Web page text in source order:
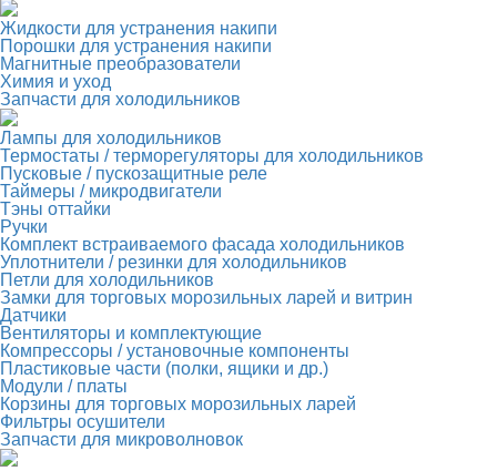
Жидкости для устранения накипи
Порошки для устранения накипи
Магнитные преобразователи
Химия и уход
Запчасти для холодильников
Лампы для холодильников
Термостаты / терморегуляторы для холодильников
Пусковые / пускозащитные реле
Таймеры / микродвигатели
Тэны оттайки
Ручки
Комплект встраиваемого фасада холодильников
Уплотнители / резинки для холодильников
Петли для холодильников
Замки для торговых морозильных ларей и витрин
Датчики
Вентиляторы и комплектующие
Компрессоры / установочные компоненты
Пластиковые части (полки, ящики и др.)
Модули / платы
Корзины для торговых морозильных ларей
Фильтры осушители
Запчасти для микроволновок